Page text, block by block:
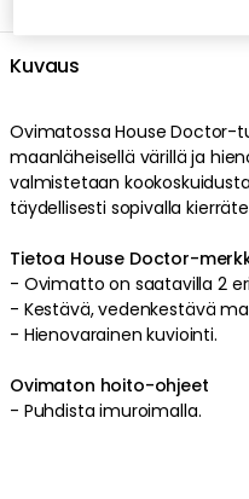
Kuvaus
Ovimatossa House Doctor-
maanläheisellä värillä ja
valmistetaan kookoskuidusta
täydellisesti sopivalla
Tietoa House Doctor-
- Ovimatto on saatavilla 2
- Kestävä,vedenkestävä
- Hienovarainen kuviointi.
Ovimaton hoito-ohjeet
- Puhdista imuroimalla.